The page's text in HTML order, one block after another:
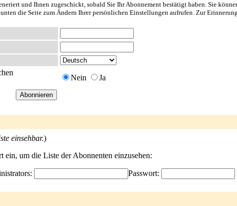
und Ihnen zugeschickt, sobald Sie Ihr Abonnement bestätigt haben. Sie
die Seite zum Ändern Ihrer persönlichen Einstellungen aufrufen. Zur
Nein Ja
einsehbar.)
ein, um die Liste der Abonnenten einzusehen:
Passwort: